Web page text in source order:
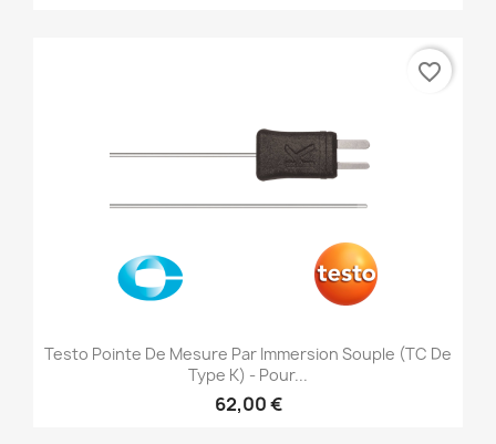
Testo Pointe De Mesure Par Immersion Souple (TC De
Type K) - Pour...
62,00 €
favorite_border